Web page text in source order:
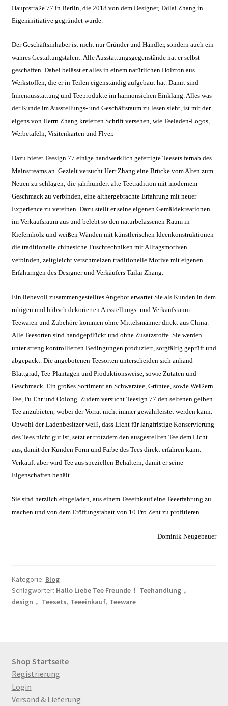
Konto Login
Hauptstraße 77 in Berlin, die 2018 von dem Designer, Tailai Zhang in
Eigeninitiative gegründet wurde.
Der Geschäftsinhaber ist nicht nur Gründer und Händler, sondern auch ein
wahres Gestaltungstalent. Alle Ausstattungsgegenstände hat er selbst
geschaffen. Dabei belässt er alles in einem natürlichen Holzton aus
Werkstoffen, die er in Teilen eigenständig aufgebaut hat. Damit sind
Innenausstattung und Teeprodukte im harmonsichen Einklang. Alles was
der Kunde im Ausstellungs- und Geschäftsraum zu lesen sieht, ist mit der
eigens von Herrn Zhang kreierten Schrift versehen, wie Teeladen-Logos,
Werbetafeln, Visitenkarten und Flyer.
Dazu bietet Teesign 77 einige handwerklich gefertigte Teesets fernab des
Mainstreams an. Gezielt versucht Herr Zhang eine Brücke vom Alten zum
Neuen zu schlagen; die jahrhundert alte Teetradition mit modernem
Geschmack zu verbinden, eine althergebrachte Erfahrung mit neuer
Experience zu vereinen. Dazu stellt er seine eigenen Gemäldekreationen
im Verkaufsraum aus und belebt so den naturbelassenen Raum in
Kiefernholz und weißen Wänden mit künstlerischen Ideenkonstruktionen
die traditionelle chinesiche Tuschtechniken mit Alltagsmotiven
verbinden, zeitgleicht verschmelzen traditionelle Motive mit eigenen
Erfahurngen des Designer und Verkäufers Tailai Zhang.
Ein liebevoll zusammengestelltes Angebot erwartet Sie als Kunden in dem
ruhigen und hübsch dekorierten Ausstellungs- und Verkaufsraum.
Teewaren und Zubehöre kommen ohne Mittelsmänner direkt aus China.
Alle Teesorten sind handgepflückt und ohne Zusatzstoffe. Sie werden
unter streng kontrollierten Bedingungen produziert, sorgfältig geprüft und
abgepackt. Die angebotenen Teesorten unterscheiden sich anhand
Blattgrad, Tee-Plantagen und Produktionsweise, sowie Zutaten und
Geschmack. Ein großes Sortiment an Schwarztee, Grüntee, sowie Weißern
Tee, Pu Ehr und Oolong. Zudem versucht Teesign 77 den seltenen gelben
Tee anzubieten, wobei der Vorrat nicht immer gewährleistet werden kann.
Obwohl der Ladenbesitzer weiß, dass Licht für langfristige Konservierung
des Tees nicht gut ist, setzt er trotzdem den ausgestellten Tee dem Licht
aus, damit der Kunden Form und Farbe des Tees direkt erfahren kann.
Verkauft aber wird Tee aus speziellen Behältern, damit er seine
Eigenschaften behält.
Sie sind herzlich eingeladen, aus einem Teeeinkauf eine Teeerfahrung zu
machen und von dem Eröffungsrabatt von 10 Pro Zent zu profitieren.
Dominik Neugebauer
Kategorie: Blog
Schlagwörter: Hallo Liebe Tee Freunde！ Teehandlung，
design， Teesets, Teeeinkauf, Teeware
Shop Startseite
Registrierung
Login
Versand & Lieferung